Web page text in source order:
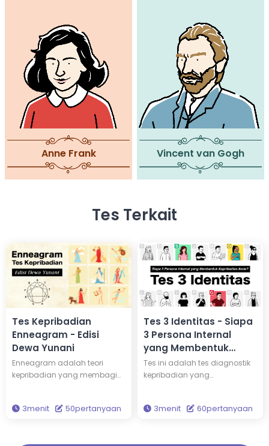
Anne Frank Vincent van Gogh
Tes Terkait
Tes Kepribadian
Enneagram - Edisi
Dewa Yunani
Enneagram adalah teori
kepribadian yang membagi
Anda akan dapat
3menit 50pertanyaan
Tes 3 Identitas - Siapa
3 Persona Internal
yang Membentuk
Kepribadian Anda?
Tes ini adalah tes diagnostik
kepribadian yang
Anda melalui tiga persona.
3menit 60pertanyaan